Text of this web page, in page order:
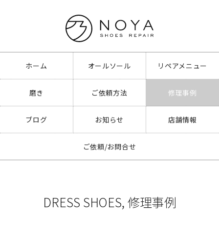
ホーム オールソール リペアメニュー
磨き ご依頼方法 修理事例
ブログ お知らせ 店舗情報
ご依頼/お問合せ
DRESS SHOES,修理事例